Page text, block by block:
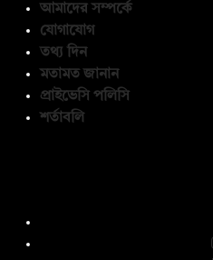
আমাদের সম্পর্কে
যোগাযোগ
তথ্য দিন
মতামত জানান
প্রাইভেসি পলিসি
শর্তাবলি